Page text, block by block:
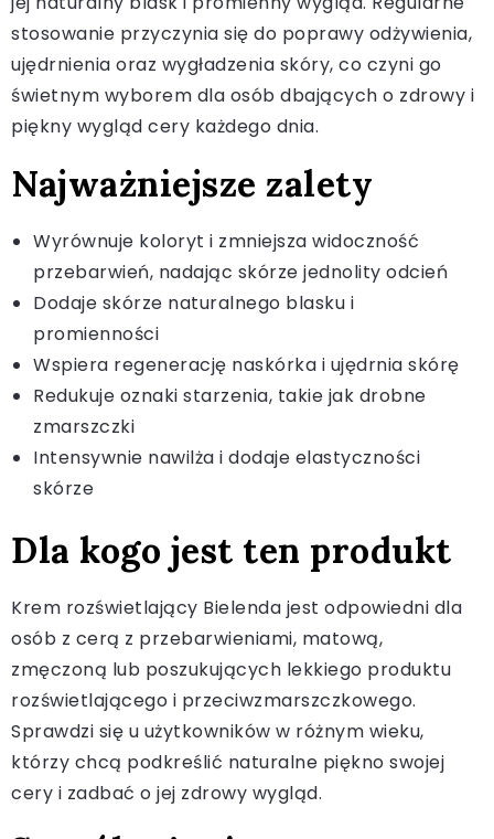
stosowanie przyczynia się do poprawy odżywienia,
ujędrnienia oraz wygładzenia skóry, co czyni go
świetnym wyborem dla osób dbających o zdrowy i
piękny wygląd cery każdego dnia.
Najważniejsze zalety
Wyrównuje koloryt i zmniejsza widoczność
przebarwień, nadając skórze jednolity odcień
Dodaje skórze naturalnego blasku i
promienności
Wspiera regenerację naskórka i ujędrnia skórę
Redukuje oznaki starzenia, takie jak drobne
zmarszczki
Intensywnie nawilża i dodaje elastyczności
skórze
Dla kogo jest ten produkt
Krem rozświetlający Bielenda jest odpowiedni dla
osób z cerą z przebarwieniami, matową,
zmęczoną lub poszukujących lekkiego produktu
rozświetlającego i przeciwzmarszczkowego.
Sprawdzi się u użytkowników w różnym wieku,
którzy chcą podkreślić naturalne piękno swojej
cery i zadbać o jej zdrowy wygląd.